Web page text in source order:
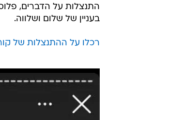
התנצלות על הדברים,
בעניין של שלום ושלווה.
רכלו על ההתנצלות של